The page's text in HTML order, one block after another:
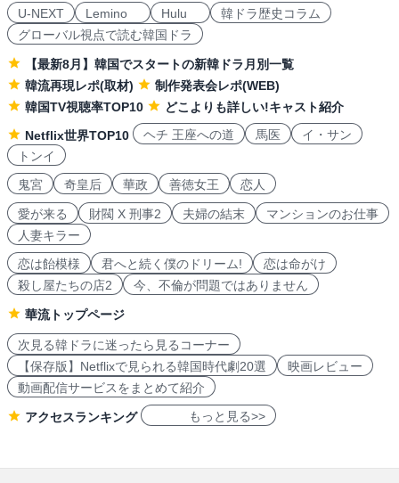
U-NEXT
Lemino Hulu
韓ドラ歴史コラム
グローバル視点で読む韓国ドラ
【最新8月】韓国でスタートの新韓ドラ月別一覧
韓流再現レポ(取材)
制作発表会レポ(WEB)
韓国TV視聴率TOP10
どこよりも詳しい!キャスト紹介
Netflix世界TOP10
ヘチ 王座への道 馬医
イ・サン
トンイ
鬼宮
奇皇后 華政 善徳女王 恋人
愛が来る 財閥 X 刑事2 夫婦の結末
マンションのお仕事
人妻キラー
恋は飴模様
君へと続く僕のドリーム!
恋は命がけ
殺し屋たちの店2
今、不倫が問題ではありません
華流トップページ
次見る韓ドラに迷ったら見るコーナー
【保存版】Netflixで見られる韓国時代劇20選
映画レビュー
動画配信サービスをまとめて紹介
アクセスランキング もっと見る>>